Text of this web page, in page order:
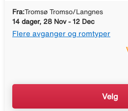
Fra:Tromsø Tromso/Langnes
14 dager, 28 Nov - 12 Dec
Flere avganger og romtyper
Velg